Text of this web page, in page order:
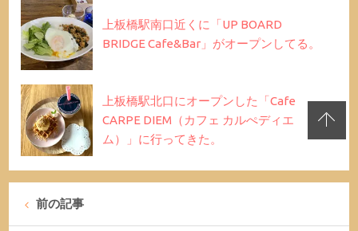
上板橋駅南口近くに「UP BOARD
BRIDGE Cafe&Bar」がオープンしてる。
上板橋駅北口にオープンした「Cafe
CARPE DIEM（カフェ カルぺディエ
ム）」に行ってきた。
前の記事